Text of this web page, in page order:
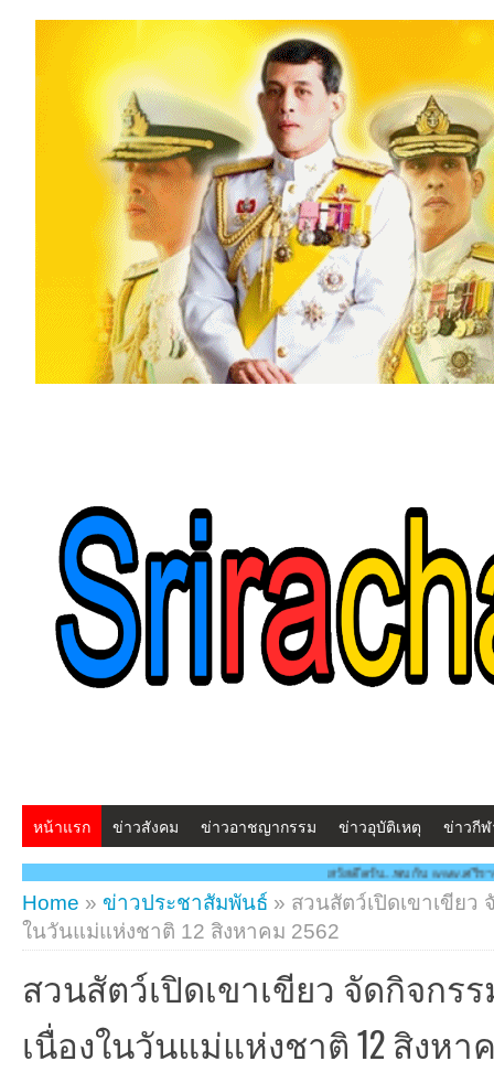
หน้าแรก ข่าวสังคม ข่าวอาชญากรรม ข่าวอุบัติเหตุ ข่าวกี
สวัสดีครับ...พบกับ www.ศรีราชาโพสต์.com โฉมให
Home » ข่าวประชาสัมพันธ์ » สวนสัตว์เปิดเขาเขียว
ในวันแม่แห่งชาติ 12 สิงหาคม 2562
สวนสัตว์เปิดเขาเขียว จัดกิจกร
เนื่องในวันแม่แห่งชาติ 12 สิงหา